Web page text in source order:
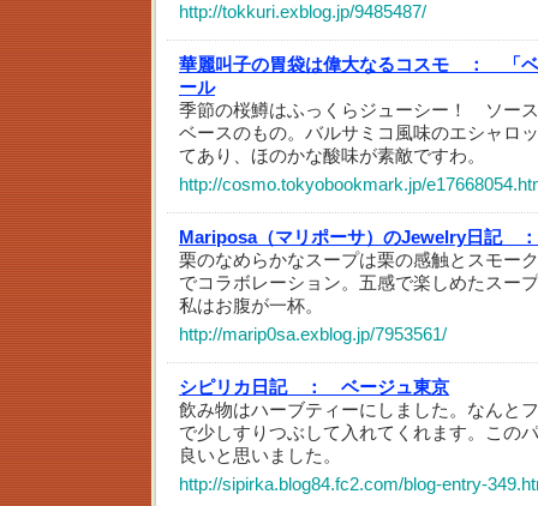
http://tokkuri.exblog.jp/9485487/
華麗叫子の胃袋は偉大なるコスモ ：
「
ール
季節の桜鱒はふっくらジューシー！ ソー
ベースのもの。バルサミコ風味のエシャロ
てあり、ほのかな酸味が素敵ですわ。
http://cosmo.tokyobookmark.jp/
Mariposa（マリポーサ）のJewelry日記 ：
栗のなめらかなスープは栗の感触とスモー
でコラボレーション。五感で楽しめたスー
私はお腹が一杯。
http://marip0sa.exblog.jp/7953561/
シピリカ日記 ：
ベージュ東京
飲み物はハーブティーにしました。なんと
で少しすりつぶして入れてくれます。この
良いと思いました。
http://sipirka.blog84.fc2.com/blog-entry-